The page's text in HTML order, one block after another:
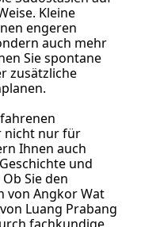
Kleine
engeren
auch mehr
Sie spontane
zusätzliche
nicht nur für
Ihnen auch
und
Sie den
von Angkor Wat
Luang Prabang